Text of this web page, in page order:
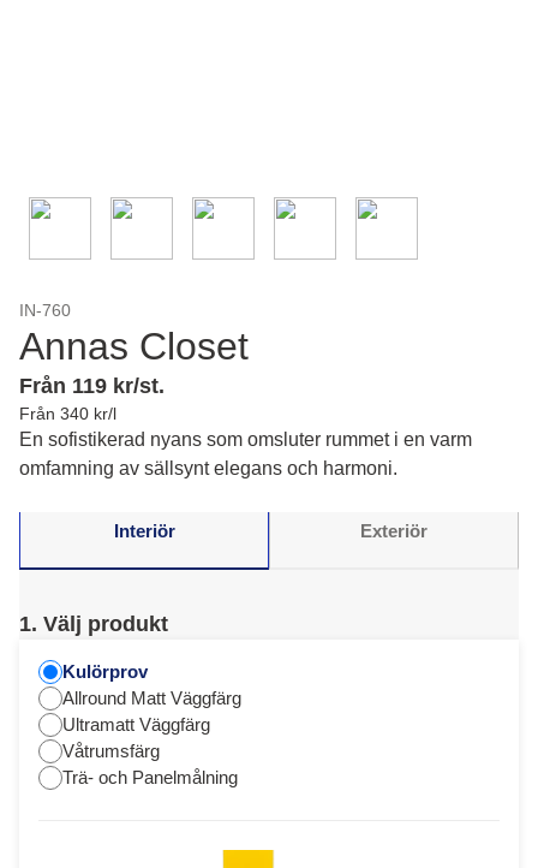
IN-760
Annas Closet
Från 119 kr/st.
Från 340 kr/l
En sofistikerad nyans som omsluter rummet i en varm
omfamning av sällsynt elegans och harmoni.
Interiör Exteriör
1. Välj produkt
Kulörprov
Allround Matt Väggfärg
Ultramatt Väggfärg
Våtrumsfärg
Trä- och Panelmålning